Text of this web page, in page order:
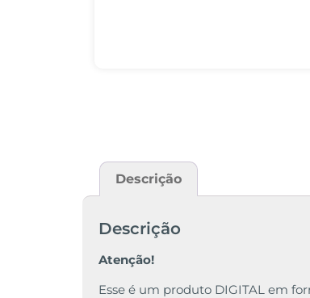
Descrição
Descrição
Atenção!
Esse é um produto DIGITAL em